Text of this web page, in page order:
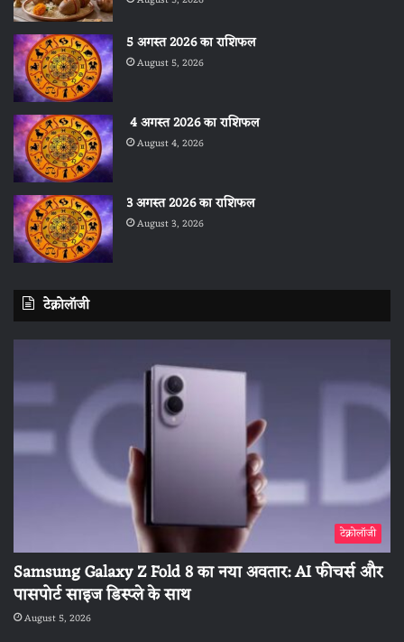
5 अगस्त 2026 का राशिफल
August 5, 2026
4 अगस्त 2026 का राशिफल
August 4, 2026
3 अगस्त 2026 का राशिफल
August 3, 2026
टेक्नोलॉजी
टेक्नोलॉजी
Samsung Galaxy Z Fold 8 का नया अवतार: AI फीचर्स और
पासपोर्ट साइज डिस्प्ले के साथ
August 5, 2026